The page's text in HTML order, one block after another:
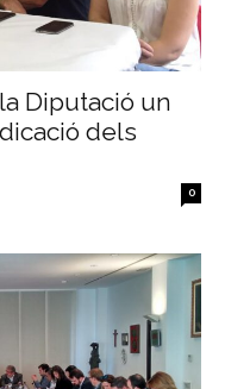
Diputació un
dels
0